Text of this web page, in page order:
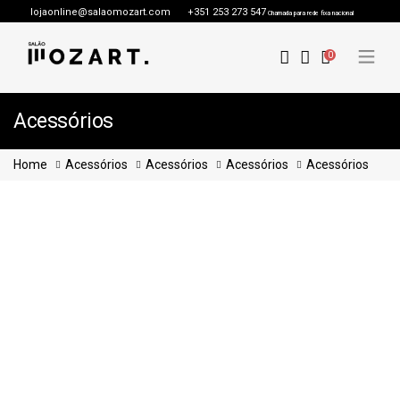
lojaonline@salaomozart.com +351 253 273 547 Chamada para rede fixa nacional
0
Acessórios
Home Acessórios Acessórios Acessórios Acessórios